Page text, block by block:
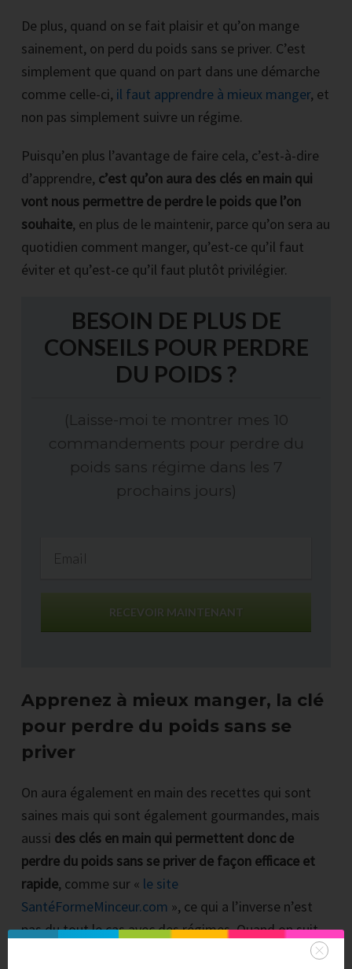
De plus, quand on se fait plaisir et qu’on mange
sainement, on perd du poids sans se priver. C’est
simplement que quand on part dans une démarche
comme celle-ci, il faut apprendre à mieux manger, et
non pas simplement suivre un régime.
Puisqu’en plus l’avantage de faire cela, c’est-à-dire
d’apprendre, c’est qu’on aura des clés en main qui
vont nous permettre de perdre le poids que l’on
souhaite, en plus de le maintenir, parce qu’on sera au
quotidien comment manger, qu’est-ce qu’il faut
éviter et qu’est-ce qu’il faut plutôt privilégier.
BESOIN DE PLUS DE
CONSEILS POUR PERDRE
DU POIDS ?
(Laisse-moi te montrer mes 10
commandements pour perdre du
poids sans régime dans les 7
prochains jours)
RECEVOIR MAINTENANT
Apprenez à mieux manger, la clé
pour perdre du poids sans se
priver
On aura également en main des recettes qui sont
saines mais qui sont également gourmandes, mais
aussi des clés en main qui permettent donc de
perdre du poids sans se priver de façon efficace et
rapide, comme sur « le site
SantéFormeMinceur.com », ce qui a l’inverse n’est
pas du tout le cas avec des régimes. Quand on suit
un régime, une fois que l’on a du poids on arrête ce